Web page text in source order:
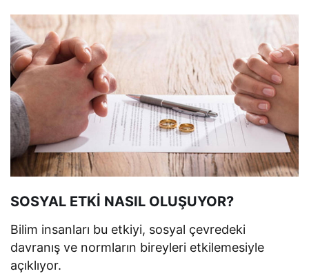
SOSYAL ETKİ NASIL OLUŞUYOR?
Bilim insanları bu etkiyi, sosyal çevredeki
davranış ve normların bireyleri etkilemesiyle
açıklıyor.